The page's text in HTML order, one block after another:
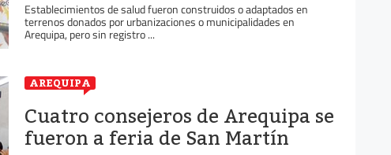
Establecimientos de salud fueron construidos o adaptados en
terrenos donados por urbanizaciones o municipalidades en
Arequipa, pero sin registro ...
AREQUIPA
Cuatro consejeros de Arequipa se
fueron a feria de San Martín